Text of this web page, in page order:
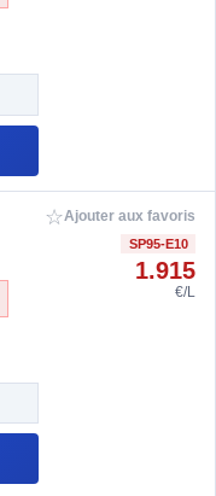
☆Ajouter aux favoris
SP95-E10
1.915
€/L